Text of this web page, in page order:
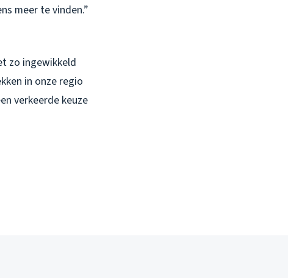
meer te vinden.”
zo ingewikkeld
in onze regio
verkeerde keuze